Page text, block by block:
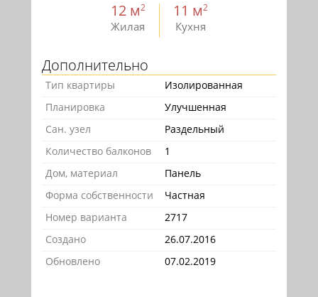
12 м2
Жилая
11 м2
Кухня
Дополнительно
Тип квартиры
Изолированная
Планировка
Улучшенная
Сан. узел
Раздельный
Количество балконов
1
Дом, материал
Панель
Форма собственности
Частная
Номер варианта
2717
Создано
26.07.2016
Обновлено
07.02.2019